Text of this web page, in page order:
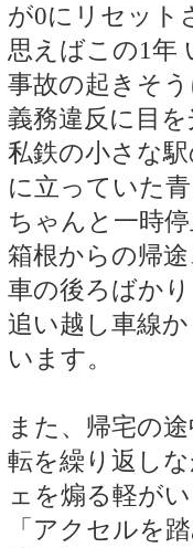
が0にリセット
思えばこの1年
事故の起きそ
義務違反に目
私鉄の小さな
に立っていた
ちゃんと一時
箱根からの帰
車の後ろばか
追い越し車線
います。
また、帰宅の
転を繰り返し
ェを煽る軽が
「アクセルを